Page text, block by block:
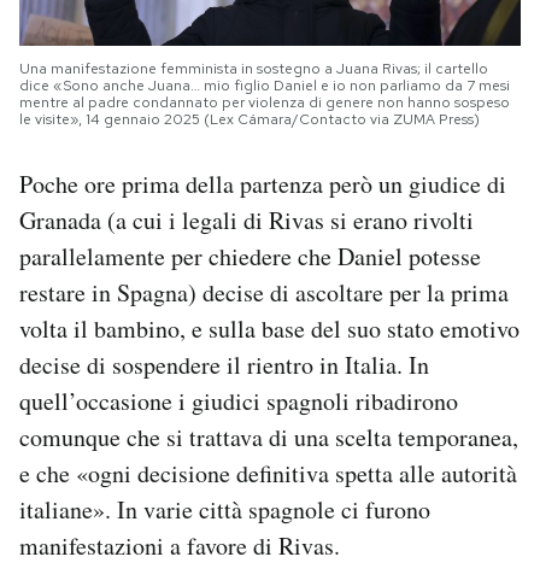
Una manifestazione femminista in sostegno a Juana Rivas; il cartello
dice «Sono anche Juana… mio figlio Daniel e io non parliamo da 7 mesi
mentre al padre condannato per violenza di genere non hanno sospeso
le visite», 14 gennaio 2025 (Lex Cámara/Contacto via ZUMA Press)
Poche ore prima della partenza però un giudice di
Granada (a cui i legali di Rivas si erano rivolti
parallelamente per chiedere che Daniel potesse
restare in Spagna) decise di ascoltare per la prima
volta il bambino, e sulla base del suo stato emotivo
decise di sospendere il rientro in Italia. In
quell’occasione i giudici spagnoli ribadirono
comunque che si trattava di una scelta temporanea,
e che «ogni decisione definitiva spetta alle autorità
italiane». In varie città spagnole ci furono
manifestazioni a favore di Rivas.